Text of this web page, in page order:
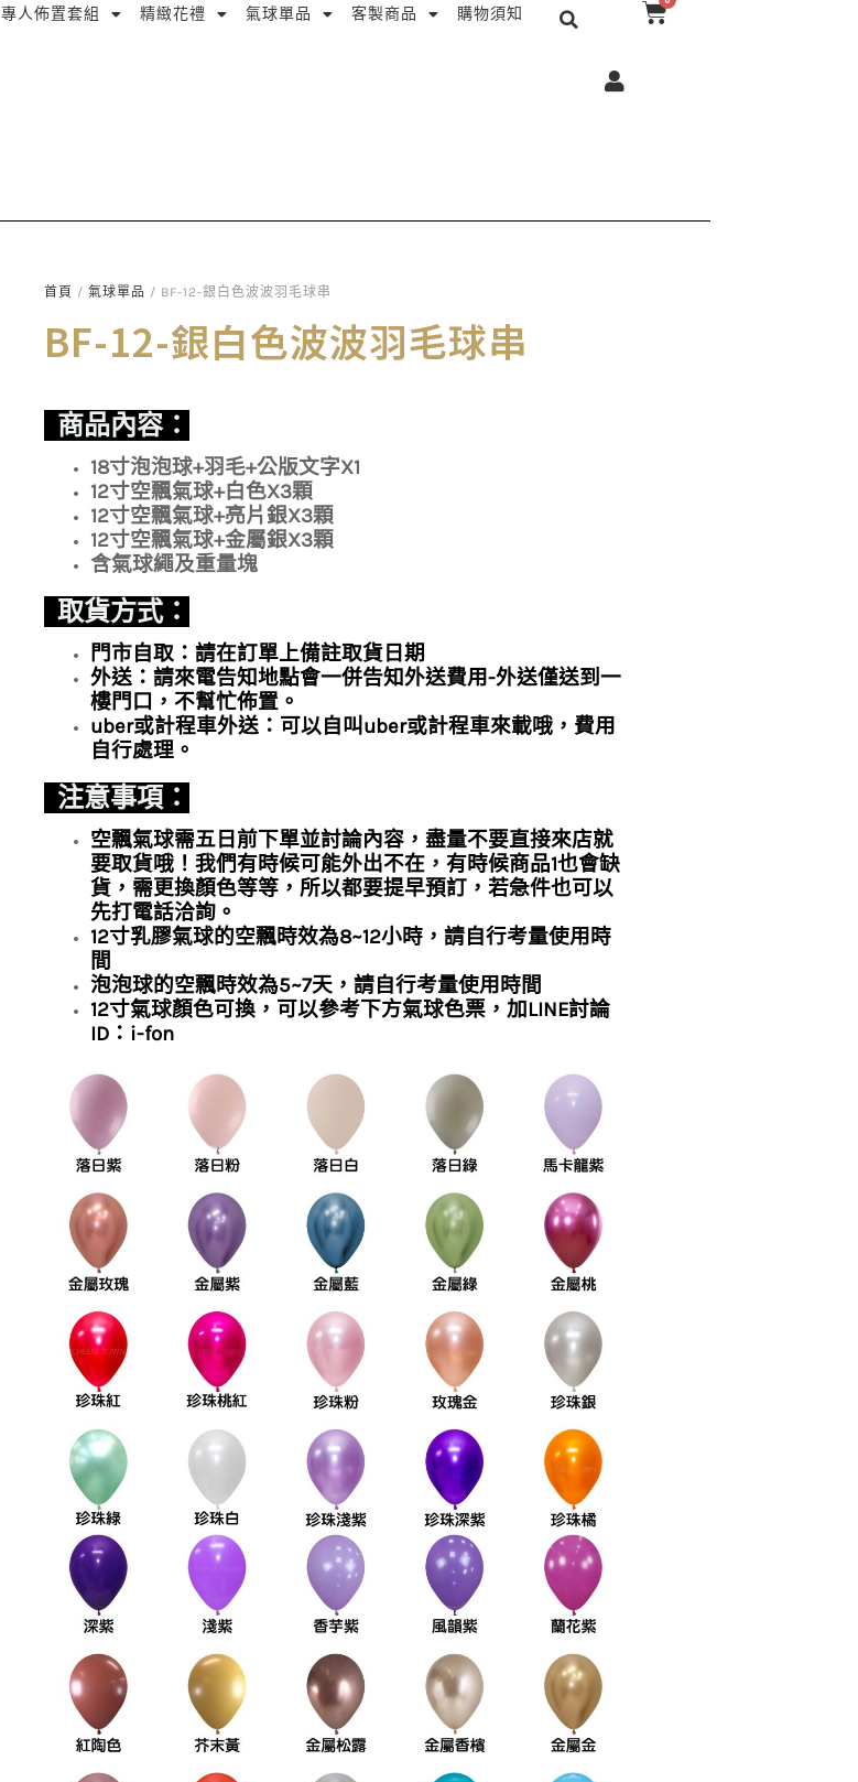
專人佈置套組 精緻花禮 氣球單品 客製商品 購物須知 搜
購
首頁 / 氣球單品 / BF-12-銀白色波波羽毛球串
BF-12-銀白色波波羽毛球串
商品內容：
18寸泡泡球+羽毛+公版文字X1
12寸空飄氣球+白色X3顆
12寸空飄氣球+亮片銀X3顆
12寸空飄氣球+金屬銀X3顆
含氣球繩及重量塊
取貨方式：
門市自取：請在訂單上備註取貨日期
外送：請來電告知地點會一併告知外送費用-外送僅送到一
樓門口，不幫忙佈置。
uber或計程車外送：可以自叫uber或計程車來載哦，費用
自行處理。
注意事項：
空飄氣球需五日前下單並討論內容，盡量不要直接來店就
要取貨哦！我們有時候可能外出不在，有時候商品1也會缺
貨，需更換顏色等等，所以都要提早預訂，若急件也可以
先打電話洽詢。
12寸乳膠氣球的空飄時效為8~12小時，請自行考量使用時
間
泡泡球的空飄時效為5~7天，請自行考量使用時間
12寸氣球顏色可換，可以參考下方氣球色票，加LINE討論
ID：i-fon